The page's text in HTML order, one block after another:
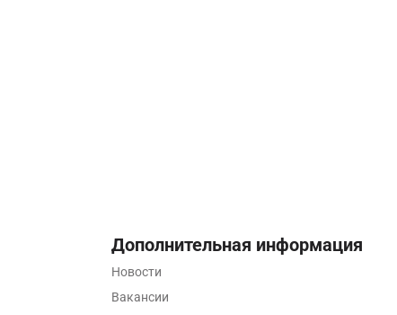
Дополнительная информация
Новости
Вакансии